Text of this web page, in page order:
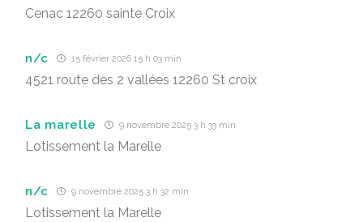
Cenac 12260 sainte Croix
n/c 15 février 2026 15 h 03 min
4521 route des 2 vallées 12260 St croix
La marelle 9 novembre 2025 3 h 33 min
Lotissement la Marelle
n/c 9 novembre 2025 3 h 32 min
Lotissement la Marelle